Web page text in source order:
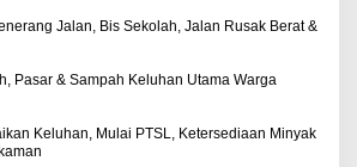
Jalan, Bis Sekolah, Jalan Rusak Berat &
Pasar & Sampah Keluhan Utama Warga
Keluhan, Mulai PTSL, Ketersediaan Minyak